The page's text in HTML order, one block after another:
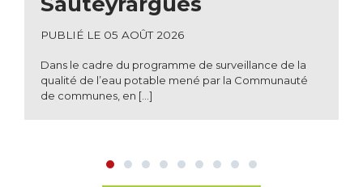
PUBLIÉ LE 05 AOÛT 2026
Dans le cadre du programme de surveillance de la
qualité de l’eau potable mené par la Communauté
de communes, en […]